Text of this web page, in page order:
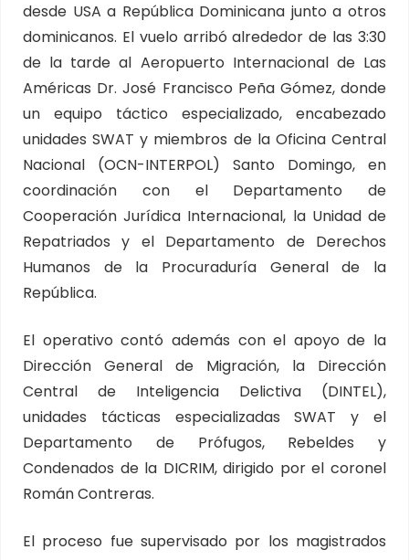
desde USA a República Dominicana junto a otros
dominicanos. El vuelo arribó alrededor de las 3:30
de la tarde al Aeropuerto Internacional de Las
Américas Dr. José Francisco Peña Gómez, donde
un equipo táctico especializado, encabezado
unidades SWAT y miembros de la Oficina Central
Nacional (OCN-INTERPOL) Santo Domingo, en
coordinación con el Departamento de
Cooperación Jurídica Internacional, la Unidad de
Repatriados y el Departamento de Derechos
Humanos de la Procuraduría General de la
República.
El operativo contó además con el apoyo de la
Dirección General de Migración, la Dirección
Central de Inteligencia Delictiva (DINTEL),
unidades tácticas especializadas SWAT y el
Departamento de Prófugos, Rebeldes y
Condenados de la DICRIM, dirigido por el coronel
Román Contreras.
El proceso fue supervisado por los magistrados